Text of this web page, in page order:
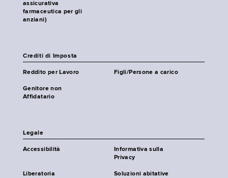
assicurativa
farmaceutica per gli
anziani)
Crediti di Imposta
Reddito per Lavoro Figli/Persone a carico
Genitore non
Affidatario
Legale
Accessibilità
Informativa sulla
Privacy
Liberatoria
Soluzioni abitative